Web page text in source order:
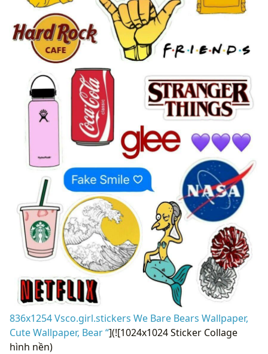
836x1254 Vsco.girl.stickers We Bare Bears Wallpaper,
Cute Wallpaper, Bear “](![1024x1024 Sticker Collage
hình nền)